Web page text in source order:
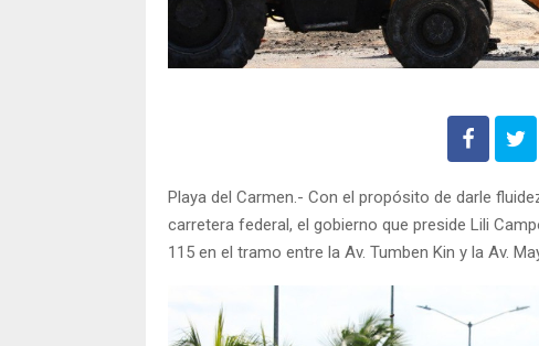
Playa del Carmen.- Con el propósito de darle
carretera federal, el gobierno que preside Lili
115 en el tramo entre la Av. Tumben Kin y la Av.